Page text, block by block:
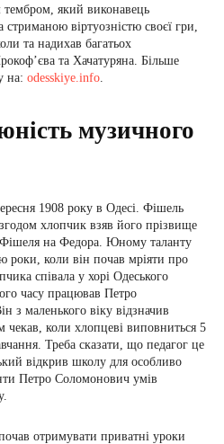
який виконавець
стриманою віртуозністю своєї гри,
та надихав багатьох
та Хачатуряна. Більше
на: odesskiye.info.
музичного
1908 року в Одесі. Фішель
хлопчик взяв його прізвище
на Федора. Юному таланту
роки, коли він почав мріяти про
співала у хорі Одеського
часу працював Петро
з маленького віку відзначив
чекав, коли хлопцеві виповниться 5
Треба сказати, що педагог це
відкрив школу для особливо
Петро Соломонович умів
отримувати приватні уроки